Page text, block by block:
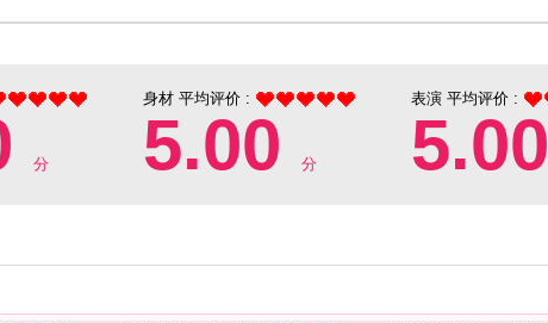
分
身材 平均评价 :
5.00 分
表演 平均评价 :
5.00